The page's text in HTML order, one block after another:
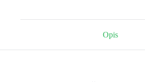
Opis